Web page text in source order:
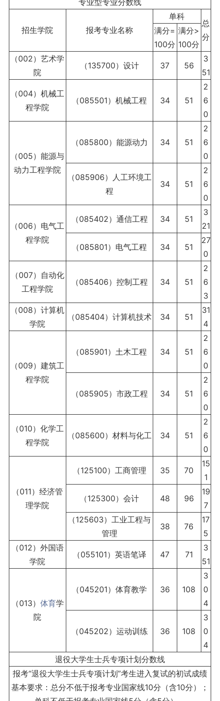
专业型专业分数线
招生学院 报考专业名称
单科
总
分
满分=
100分
满分>
100分
（002）艺术学
院
（135700）设计 37 56
3
51
（004）机械工
程学院
（085501）机械工程 34 51
2
6
0
（005）能源与
动力工程学院
（085800）能源动力 34 51
2
6
0
（085906）人工环境工
程
34 51
2
6
0
（006）电气工
程学院
（085402）通信工程 34 51
3
21
（085801）电气工程 34 51
27
0
（007）自动化
工程学院
（085406）控制工程 34 51
2
6
3
（008）计算机
学院
（085404）计算机技术 34 51
31
4
（009）建筑工
程学院
（085901）土木工程 34 51
2
6
0
（085905）市政工程 34 51
2
6
0
（010）化学工
程学院
（085600）材料与化工 34 51
2
6
0
（011）经济管
理学院
（125100）工商管理 35 70
15
1
（125300）会计 48 96
19
7
（125603）工业工程与
管理
38 76
17
5
（012）外国语
学院
（055101）英语笔译 47 71
3
51
（013） 体育学
院
（045201）体育教学 36 108
3
0
4
（045202）运动训练 36 108
3
0
4
退役大学生士兵专项计划分数线
报考“退役大学生士兵专项计划”考生进入复试的初试成绩
基本要求：总分不低于报考专业国家线10分（含10分）；